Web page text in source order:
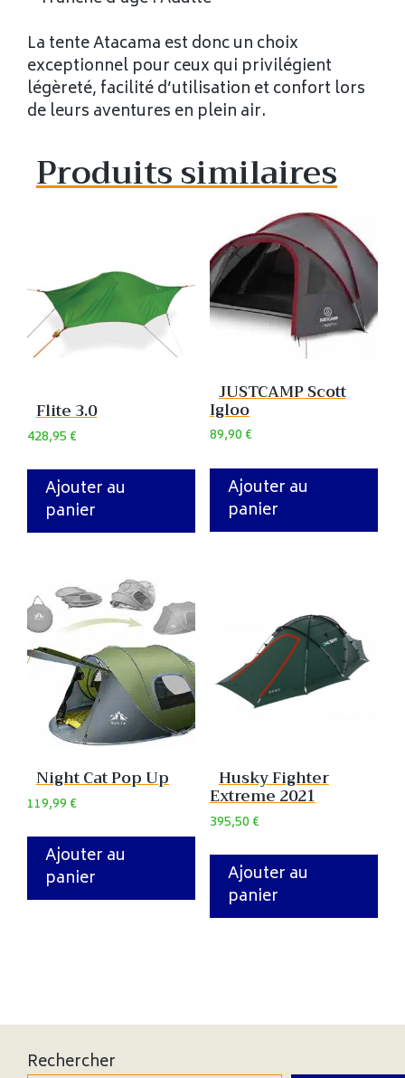
La tente Atacama est donc un choix
exceptionnel pour ceux qui privilégient
légèreté, facilité d’utilisation et confort lors
de leurs aventures en plein air.
Produits similaires
Flite 3.0
428,95€
Ajouter au
panier
JUSTCAMP Scott
Igloo
89,90€
Ajouter au
panier
Night Cat Pop Up
119,99€
Ajouter au
panier
Husky Fighter
Extreme 2021
395,50€
Ajouter au
panier
Rechercher